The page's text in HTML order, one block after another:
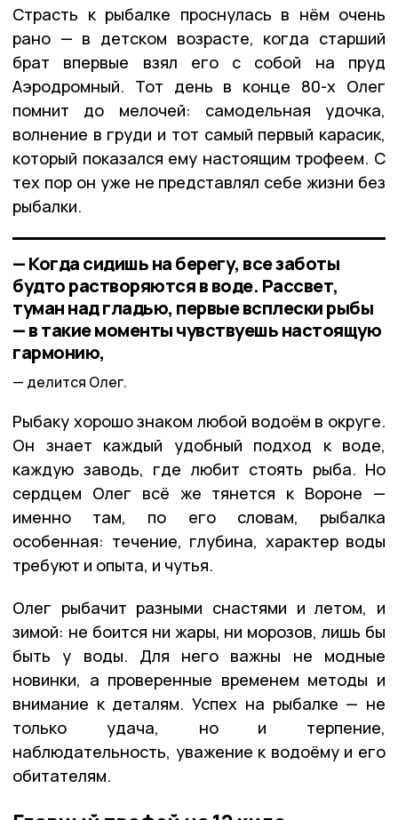
Страсть к рыбалке проснулась в нём очень
рано — в детском возрасте, когда старший
брат впервые взял его с собой на пруд
Аэродромный. Тот день в конце 80-х Олег
помнит до мелочей: самодельная удочка,
волнение в груди и тот самый первый карасик,
который показался ему настоящим трофеем. С
тех пор он уже не представлял себе жизни без
рыбалки.
— Когда сидишь на берегу, все заботы
будто растворяются в воде. Рассвет,
туман над гладью, первые всплески рыбы
— в такие моменты чувствуешь настоящую
гармонию,
делится Олег.
Рыбаку хорошо знаком любой водоём в округе.
Он знает каждый удобный подход к воде,
каждую заводь, где любит стоять рыба. Но
сердцем Олег всё же тянется к Вороне —
именно там, по его словам, рыбалка
особенная: течение, глубина, характер воды
требуют и опыта, и чутья.
Олег рыбачит разными снастями и летом, и
зимой: не боится ни жары, ни морозов, лишь бы
быть у воды. Для него важны не модные
новинки, а проверенные временем методы и
внимание к деталям. Успех на рыбалке — не
только удача, но и терпение,
наблюдательность, уважение к водоёму и его
обитателям.